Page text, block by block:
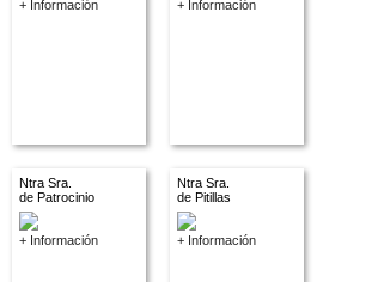
+ Información + Información
Ntra Sra.
de Patrocinio
+ Información
Ntra Sra.
de Pitillas
+ Información